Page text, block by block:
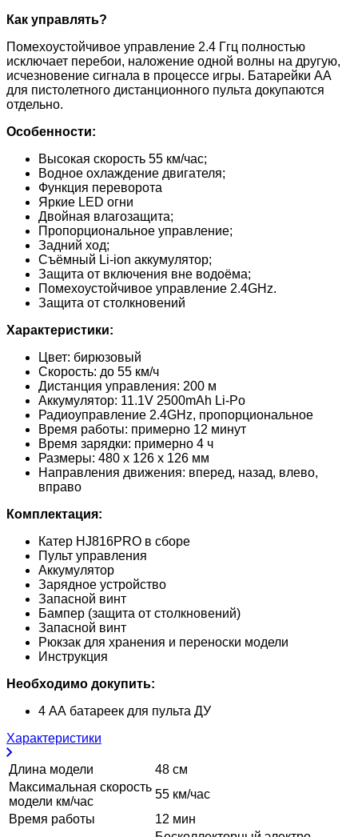
Как управлять?
Помехоустойчивое управление 2.4 Ггц полностью
исключает перебои, наложение одной волны на другую,
исчезновение сигнала в процессе игры. Батарейки АА
для пистолетного дистанционного пульта докупаются
отдельно.
Особенности:
Высокая скорость 55 км/час;
Водное охлаждение двигателя;
Функция переворота
Яркие LED огни
Двойная влагозащита;
Пропорциональное управление;
Задний ход;
Съёмный Li-ion аккумулятор;
Защита от включения вне водоёма;
Помехоустойчивое управление 2.4GHz.
Защита от столкновений
Характеристики:
Цвет: бирюзовый
Скорость: до 55 км/ч
Дистанция управления: 200 м
Аккумулятор: 11.1V 2500mAh Li-Po
Радиоуправление 2.4GHz, пропорциональное
Время работы: примерно 12 минут
Время зарядки: примерно 4 ч
Размеры: 480 x 126 x 126 мм
Направления движения: вперед, назад, влево,
вправо
Комплектация:
Катер HJ816PRO в сборе
Пульт управления
Аккумулятор
Зарядное устройство
Запасной винт
Бампер (защита от столкновений)
Запасной винт
Рюкзак для хранения и переноски модели
Инструкция
Необходимо докупить:
4 АА батареек для пульта ДУ
Характеристики
Длина модели
48 см
Максимальная скорость
модели км/час
55 км/час
Время работы
12 мин